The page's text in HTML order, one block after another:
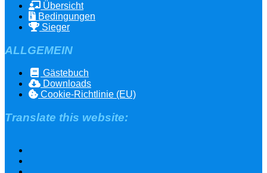
Übersicht
Bedingungen
Sieger
ALLGEMEIN
Gästebuch
Downloads
Cookie-Richtlinie (EU)
Translate this website: